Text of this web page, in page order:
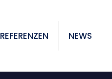
REFERENZEN NEWS